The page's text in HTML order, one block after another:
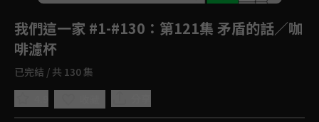
我們這一家 #1-#130 ：第121集 矛盾的話／咖
啡濾杯
已完結 / 共 130 集